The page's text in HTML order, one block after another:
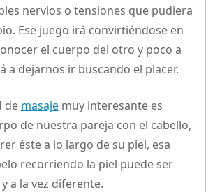
nervios o tensiones que pudiera
Ese juego irá convirtiéndose en
el cuerpo del otro y poco a
a dejarnos ir buscando el placer.
de masajemuy interesante es
de nuestra pareja con el cabello,
éste a lo largo de su piel, esa
recorriendo la piel puede ser
a la vez diferente.